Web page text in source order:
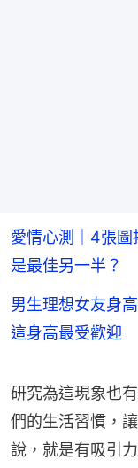
愛情心測｜4張
是最佳另一半？
男生理想女友身
這身高最受歡迎
研究為這現象也
們的生活習慣，
說，就是有吸引